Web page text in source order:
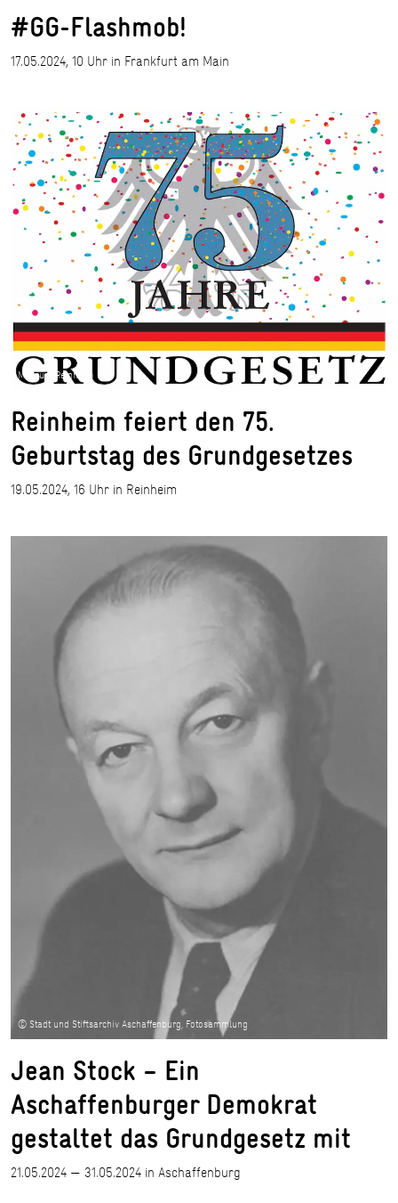
#GG-Flashmob!
17.05.2024, 10 Uhr in Frankfurt am Main
Museum Reinheim
Reinheim feiert den 75.
Geburtstag des Grundgesetzes
19.05.2024, 16 Uhr in Reinheim
© Stadt und Stiftsarchiv Aschaffenburg, Fotosammlung
Jean Stock – Ein
Aschaffenburger Demokrat
gestaltet das Grundgesetz mit
21.05.2024 — 31.05.2024 in Aschaffenburg